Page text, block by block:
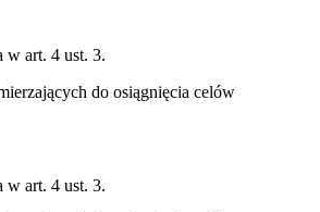
w art. 4 ust. 3.
do osiągnięcia celów
w art. 4 ust. 3.